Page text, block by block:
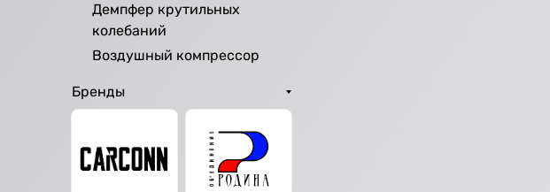
Демпфер крутильных
колебаний
Воздушный компрессор
Бренды